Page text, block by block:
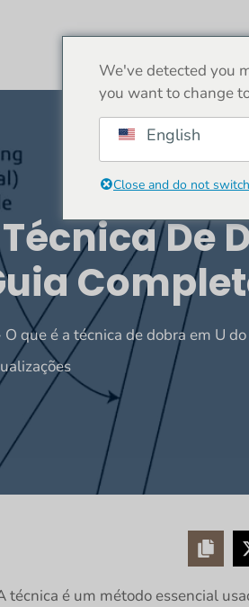
Técnica De
O que é a técnica de dobra em U
técnica é um método essencial
We've detected you
you want to change
English
Close and do not